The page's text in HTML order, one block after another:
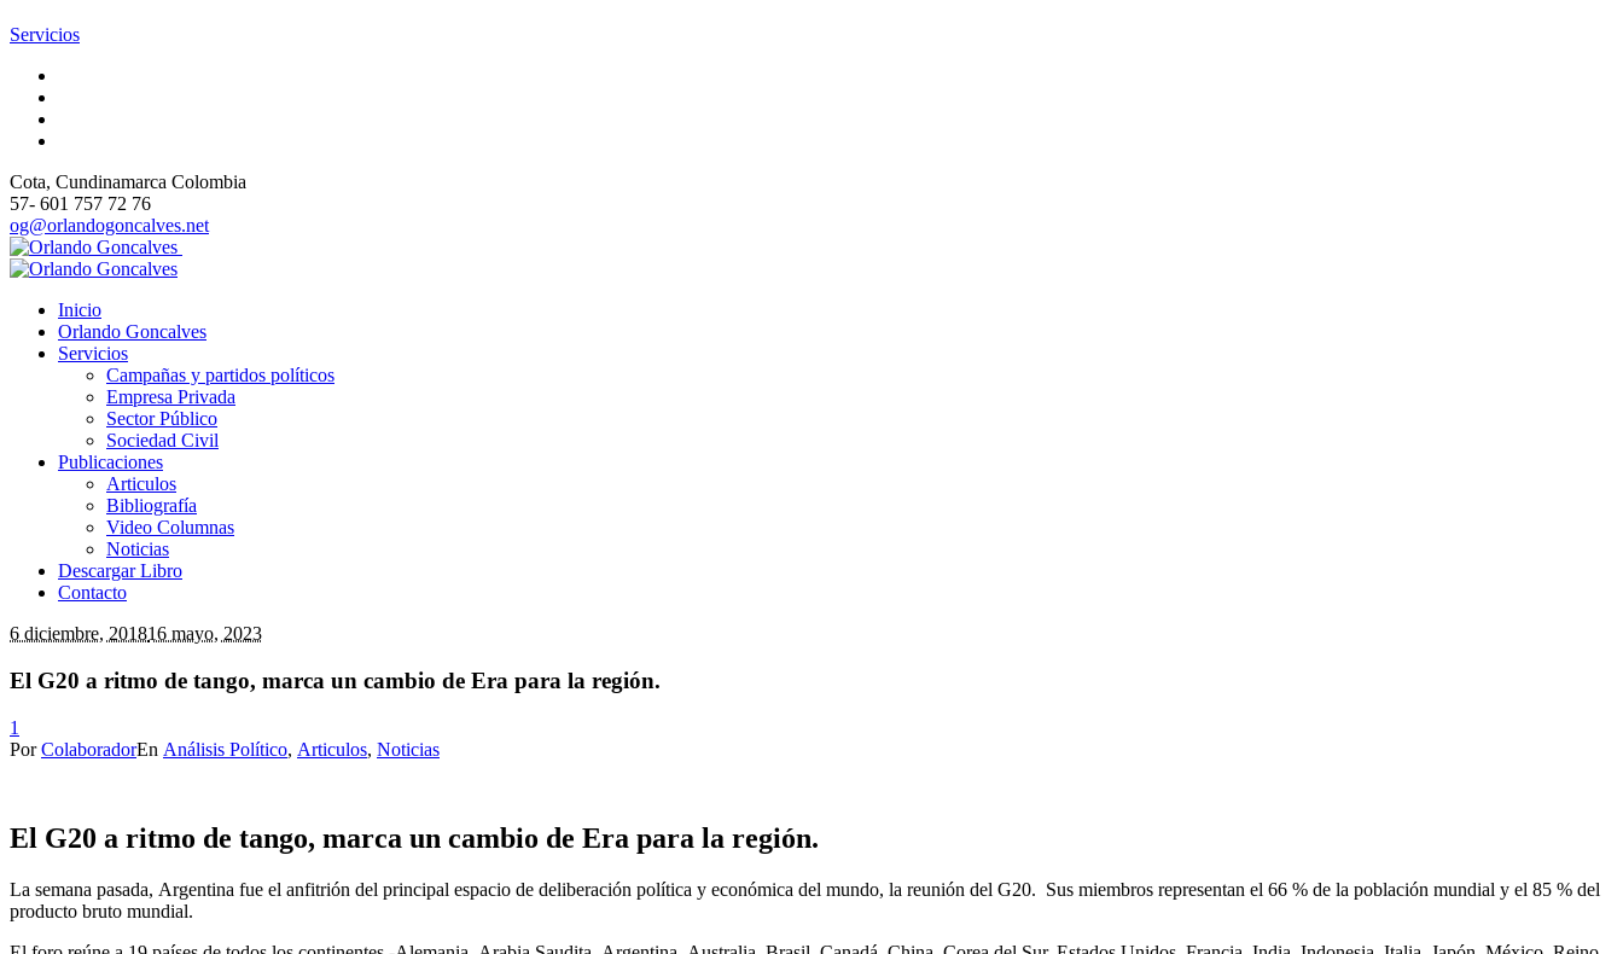
Servicios
Cota , Cundinamarca Colombia
57- 601 757 72 76
og@orlandogoncalves.net
Inicio
Orlando Goncalves
Servicios
Campañas y partidos políticos
Empresa Privada
Sector Público
Sociedad Civil
Publicaciones
Articulos
Bibliografía
Video Columnas
Noticias
Descargar Libro
Contacto
6 diciembre, 201816 mayo, 2023
El G20 a ritmo de tango, marca un cambio de Era para la región.
1
PorColaboradorEn Análisis Político, Articulos, Noticias
El G20 a ritmo de tango, marca un cambio de Era para la región.
La semana pasada, Argentina fue el anfitrión del principal espacio de deliberación política y económica del mundo, la reunión del G20. Sus miembros representan el 66 % de la población mundial y el 85 % del
producto bruto mundial.